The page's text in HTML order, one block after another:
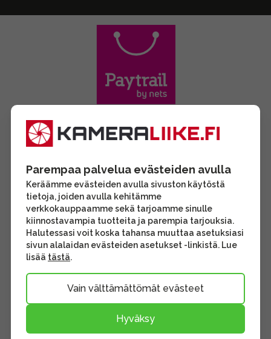
Parempaa palvelua evästeiden avulla
Keräämme evästeiden avulla sivuston käytöstä
tietoja, joiden avulla kehitämme
verkkokauppaamme sekä tarjoamme sinulle
kiinnostavampia tuotteita ja parempia tarjouksia.
Halutessasi voit koska tahansa muuttaa asetuksiasi
sivun alalaidan evästeiden asetukset -linkistä. Lue
lisää tästä.
Vain välttämättömät evästeet
Hyväksy